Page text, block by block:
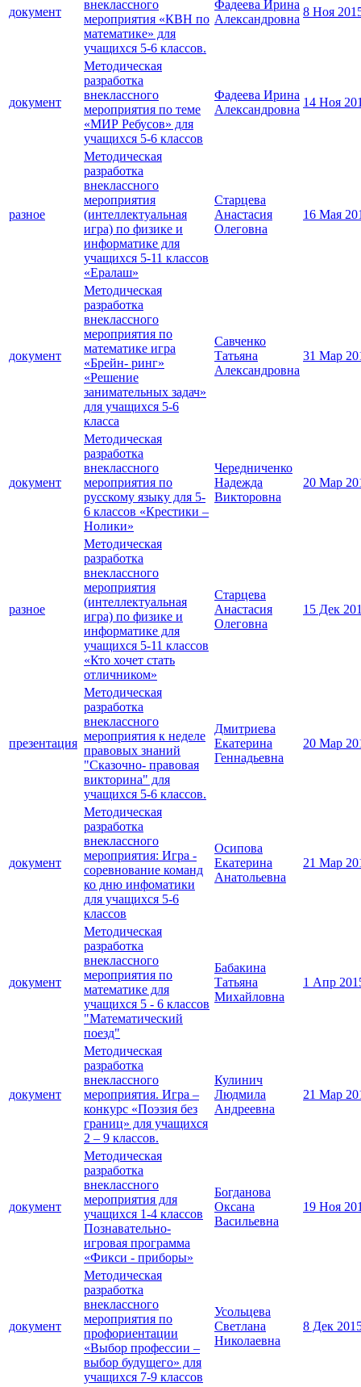
документ
внеклассного
мероприятия «КВН по
математике» для
учащихся 5-6 классов.
Фадеева Ирина
Александровна
8 Ноя
документ
Методическая
разработка
внеклассного
мероприятия по теме
«МИР Ребусов» для
учащихся 5-6 классов
Фадеева Ирина
Александровна
14 Ноя
разное
Методическая
разработка
внеклассного
мероприятия
(интеллектуальная
игра) по физике и
информатике для
учащихся 5-11 классов
«Ералаш»
Старцева
Анастасия
Олеговна
16 Мая
документ
Методическая
разработка
внеклассного
мероприятия по
математике игра
«Брейн- ринг»
«Решение
занимательных задач»
для учащихся 5-6
класса
Савченко
Татьяна
Александровна
31 Мар
документ
Методическая
разработка
внеклассного
мероприятия по
русскому языку для 5-
6 классов «Крестики –
Нолики»
Чередниченко
Надежда
Викторовна
20 Мар
разное
Методическая
разработка
внеклассного
мероприятия
(интеллектуальная
игра) по физике и
информатике для
учащихся 5-11 классов
«Кто хочет стать
отличником»
Старцева
Анастасия
Олеговна
15 Дек
презентация
Методическая
разработка
внеклассного
мероприятия к неделе
правовых знаний
"Сказочно- правовая
викторина" для
учащихся 5-6 классов.
Дмитриева
Екатерина
Геннадьевна
20 Мар
документ
Методическая
разработка
внеклассного
мероприятия: Игра -
соревнование команд
ко дню инфоматики
для учащихся 5-6
классов
Осипова
Екатерина
Анатольевна
21 Мар
документ
Методическая
разработка
внеклассного
мероприятия по
математике для
учащихся 5 - 6 классов
"Математический
поезд"
Бабакина
Татьяна
Михайловна
1 Апр
документ
Методическая
разработка
внеклассного
мероприятия. Игра –
конкурс «Поэзия без
границ» для учащихся
2 – 9 классов.
Кулинич
Людмила
Андреевна
21 Мар
документ
Методическая
разработка
внеклассного
мероприятия для
учащихся 1-4 классов
Познавательно-
игровая программа
«Фикси - приборы»
Богданова
Оксана
Васильевна
19 Ноя
документ
Методическая
разработка
внеклассного
мероприятия по
профориентации
«Выбор профессии –
выбор будущего» для
учащихся 7-9 классов
Усольцева
Светлана
Николаевна
8 Дек